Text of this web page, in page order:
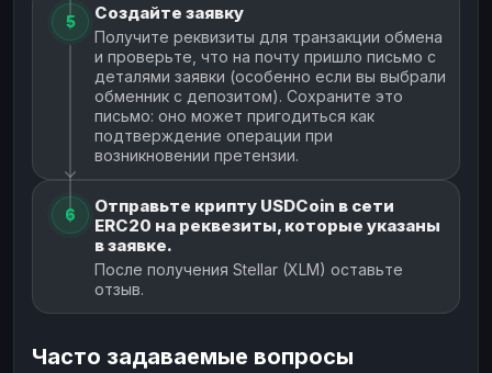
5 Создайте заявку
Получите реквизиты для транзакции обмена
и проверьте, что на почту пришло письмо с
деталями заявки (особенно если вы выбрали
обменник с депозитом). Сохраните это
письмо: оно может пригодиться как
подтверждение операции при
возникновении претензии.
6
Отправьте крипту USDCoin в сети
ERC20 на реквезиты, которые указаны
в заявке.
После получения Stellar (XLM) оставьте
отзыв.
Часто задаваемые вопросы